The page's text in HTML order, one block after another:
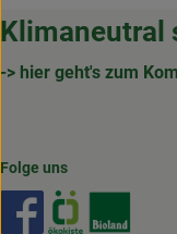
Klimaneutral
-> hier geht's zum
Folge uns
Externer Link